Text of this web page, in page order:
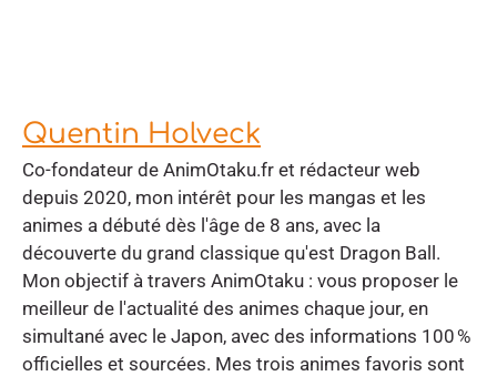
Quentin Holveck
Co-fondateur de AnimOtaku.fr et rédacteur web
depuis 2020, mon intérêt pour les mangas et les
animes a débuté dès l'âge de 8 ans, avec la
découverte du grand classique qu'est Dragon Ball.
Mon objectif à travers AnimOtaku : vous proposer le
meilleur de l'actualité des animes chaque jour, en
simultané avec le Japon, avec des informations 100 %
officielles et sourcées. Mes trois animes favoris sont